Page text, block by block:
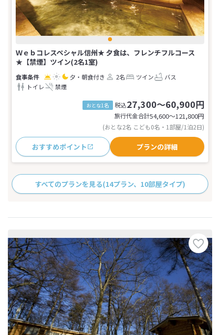
Ｗｅｂコレスペシャル信州★ 夕食は、フレンチフルコース
★【禁煙】ツイン(2名1室)
夕・朝食付き 2名 ツイン
バス
トイレ
禁煙
おとな1名 税込27,300～60,900円
旅行代金合計54,600〜121,800円
(おとな2名 こども0名・1部屋/1泊2日)
おすすめポイント プランの詳細
すべてのプランを見る(14プラン、10部屋タイプ)